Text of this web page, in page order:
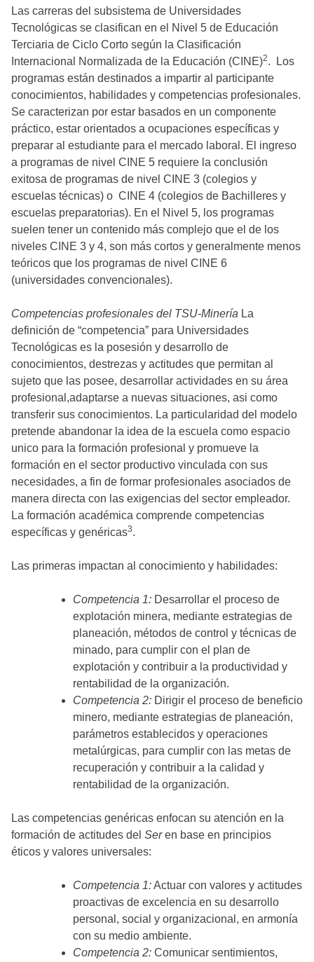
Las carreras del subsistema de Universidades
Tecnológicas se clasifican en el Nivel 5 de Educación
Terciaria de Ciclo Corto según la Clasificación
Internacional Normalizada de la Educación (CINE)2. Los
programas están destinados a impartir al participante
conocimientos, habilidades y competencias profesionales.
Se caracterizan por estar basados en un componente
práctico, estar orientados a ocupaciones específicas y
preparar al estudiante para el mercado laboral. El ingreso
a programas de nivel CINE 5 requiere la conclusión
exitosa de programas de nivel CINE 3 (colegios y
escuelas técnicas) o CINE 4 (colegios de Bachilleres y
escuelas preparatorias). En el Nivel 5, los programas
suelen tener un contenido más complejo que el de los
niveles CINE 3 y 4, son más cortos y generalmente menos
teóricos que los programas de nivel CINE 6
(universidades convencionales).
Competencias profesionales del TSU-Minería La
definición de “competencia” para Universidades
Tecnológicas es la posesión y desarrollo de
conocimientos, destrezas y actitudes que permitan al
sujeto que las posee, desarrollar actividades en su área
profesional,adaptarse a nuevas situaciones, asi como
transferir sus conocimientos. La particularidad del modelo
pretende abandonar la idea de la escuela como espacio
unico para la formación profesional y promueve la
formación en el sector productivo vinculada con sus
necesidades, a fin de formar profesionales asociados de
manera directa con las exigencias del sector empleador.
La formación académica comprende competencias
específicas y genéricas3.
Las primeras impactan al conocimiento y habilidades:
Competencia 1: Desarrollar el proceso de
explotación minera, mediante estrategias de
planeación, métodos de control y técnicas de
minado, para cumplir con el plan de
explotación y contribuir a la productividad y
rentabilidad de la organización.
Competencia 2: Dirigir el proceso de beneficio
minero, mediante estrategias de planeación,
parámetros establecidos y operaciones
metalúrgicas, para cumplir con las metas de
recuperación y contribuir a la calidad y
rentabilidad de la organización.
Las competencias genéricas enfocan su atención en la
formación de actitudes del Seren base en principios
éticos y valores universales:
Competencia 1:Actuar con valores y actitudes
proactivas de excelencia en su desarrollo
personal, social y organizacional, en armonía
con su medio ambiente.
Competencia 2: Comunicar sentimientos,